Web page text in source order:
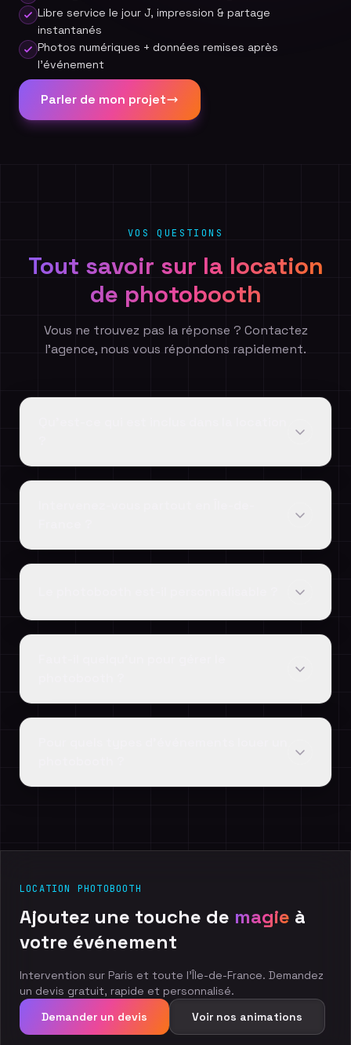
Libre service le jour J, impression & partage
instantanés
Photos numériques + données remises après
l'événement
Parler de mon projet
VOS QUESTIONS
Tout savoir sur la location
de photobooth
Vous ne trouvez pas la réponse ? Contactez
l'agence, nous vous répondons rapidement.
LOCATION PHOTOBOOTH
Ajoutez une touche de magie à
votre événement
Intervention sur Paris et toute l'Île-de-France. Demandez
un devis gratuit, rapide et personnalisé.
Demander un devis
Voir nos animations